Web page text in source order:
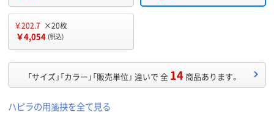
￥202.7 ×20枚
￥4,054 (税込)
「サイズ」「カラー」「販売単位」 違いで 全 14 商品あります。
ハピラの用箋挟を全て見る